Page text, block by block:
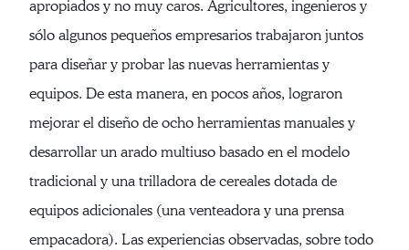
apropiados y no muy caros. Agricultores, ingenieros y
sólo algunos pequeños empresarios trabajaron juntos
para diseñar y probar las nuevas herramientas y
equipos. De esta manera, en pocos años, lograron
mejorar el diseño de ocho herramientas manuales y
desarrollar un arado multiuso basado en el modelo
tradicional y una trilladora de cereales dotada de
equipos adicionales (una venteadora y una prensa
empacadora). Las experiencias observadas, sobre todo